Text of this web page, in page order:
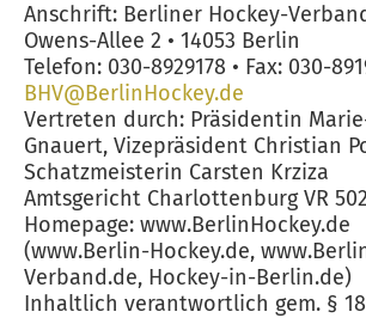
Anschrift: Berliner Hockey-Verband
Owens-Allee 2 • 14053 Berlin
Telefon: 030-8929178 • Fax: 030-
BHV@BerlinHockey.de
Vertreten durch: Präsidentin
Gnauert, Vizepräsident Christian
Schatzmeisterin Carsten Krziza
Amtsgericht Charlottenburg VR 502
Homepage: www.BerlinHockey.de
(www.Berlin-Hockey.de,
Verband.de, Hockey-in-Berlin.de)
Inhaltlich verantwortlich gem. § 18